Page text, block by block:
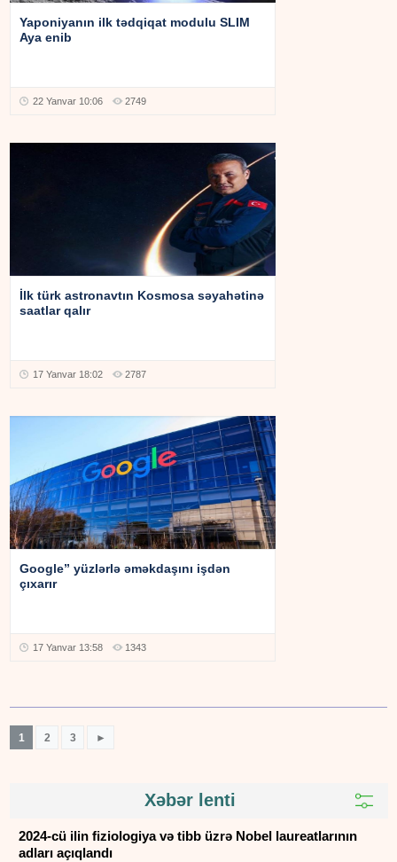
Yaponiyanın ilk tədqiqat modulu SLIM
Aya enib
22 Yanvar 10:06 2749
İlk türk astronavtın Kosmosa səyahətinə
saatlar qalır
17 Yanvar 18:02 2787
Google” yüzlərlə əməkdaşını işdən
çıxarır
17 Yanvar 13:58 1343
1 2 3 ►
Xəbər lenti
2024-cü ilin fiziologiya və tibb üzrə Nobel laureatlarının
adları açıqlandı